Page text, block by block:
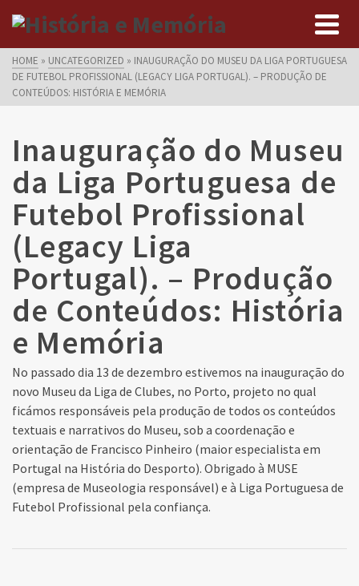
HOME » UNCATEGORIZED » INAUGURAÇÃO DO MUSEU DA LIGA PORTUGUESA
DE FUTEBOL PROFISSIONAL (LEGACY LIGA PORTUGAL). – PRODUÇÃO DE
CONTEÚDOS: HISTÓRIA E MEMÓRIA
Inauguração do Museu
da Liga Portuguesa de
Futebol Profissional
(Legacy Liga
Portugal). – Produção
de Conteúdos: História
e Memória
No passado dia 13 de dezembro estivemos na inauguração do
novo Museu da Liga de Clubes, no Porto, projeto no qual
ficámos responsáveis pela produção de todos os conteúdos
textuais e narrativos do Museu, sob a coordenação e
orientação de Francisco Pinheiro (maior especialista em
Portugal na História do Desporto). Obrigado à MUSE
(empresa de Museologia responsável) e à Liga Portuguesa de
Futebol Profissional pela confiança.